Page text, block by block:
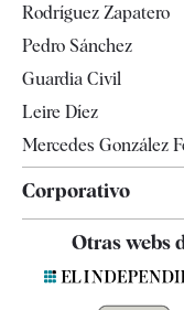
Televisión
Rodríguez Zapatero
Pedro Sánchez
Guardia Civil
Leire Díez
Mercedes González
Corporativo
Contacto
Otras webs